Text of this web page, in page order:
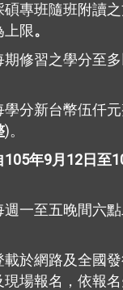
碩專班隨班附讀
上限 。
修習之學分至
學分新台幣伍仟
)。
105年9月 12 日至
週一至五晚間六
載於網路及全國
現場報名，依報